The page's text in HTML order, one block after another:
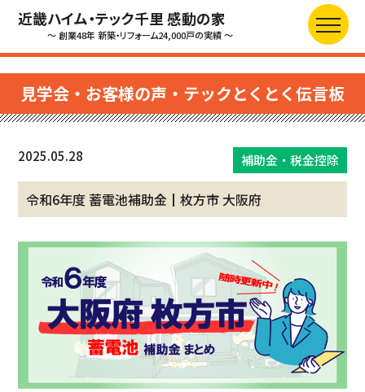
近畿ハイム・テック千里 感動の家
～ 創業48年 新築・リフォーム24,000戸の実績 ～
見学会・お客様の声・テックとくとく伝言板
2025.05.28 補助金・税金控除
令和6年度 蓄電池補助金┃枚方市 大阪府